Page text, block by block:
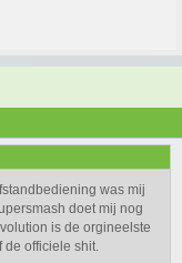
was mij
doet mij nog
is de orgineelste
de officiele shit.